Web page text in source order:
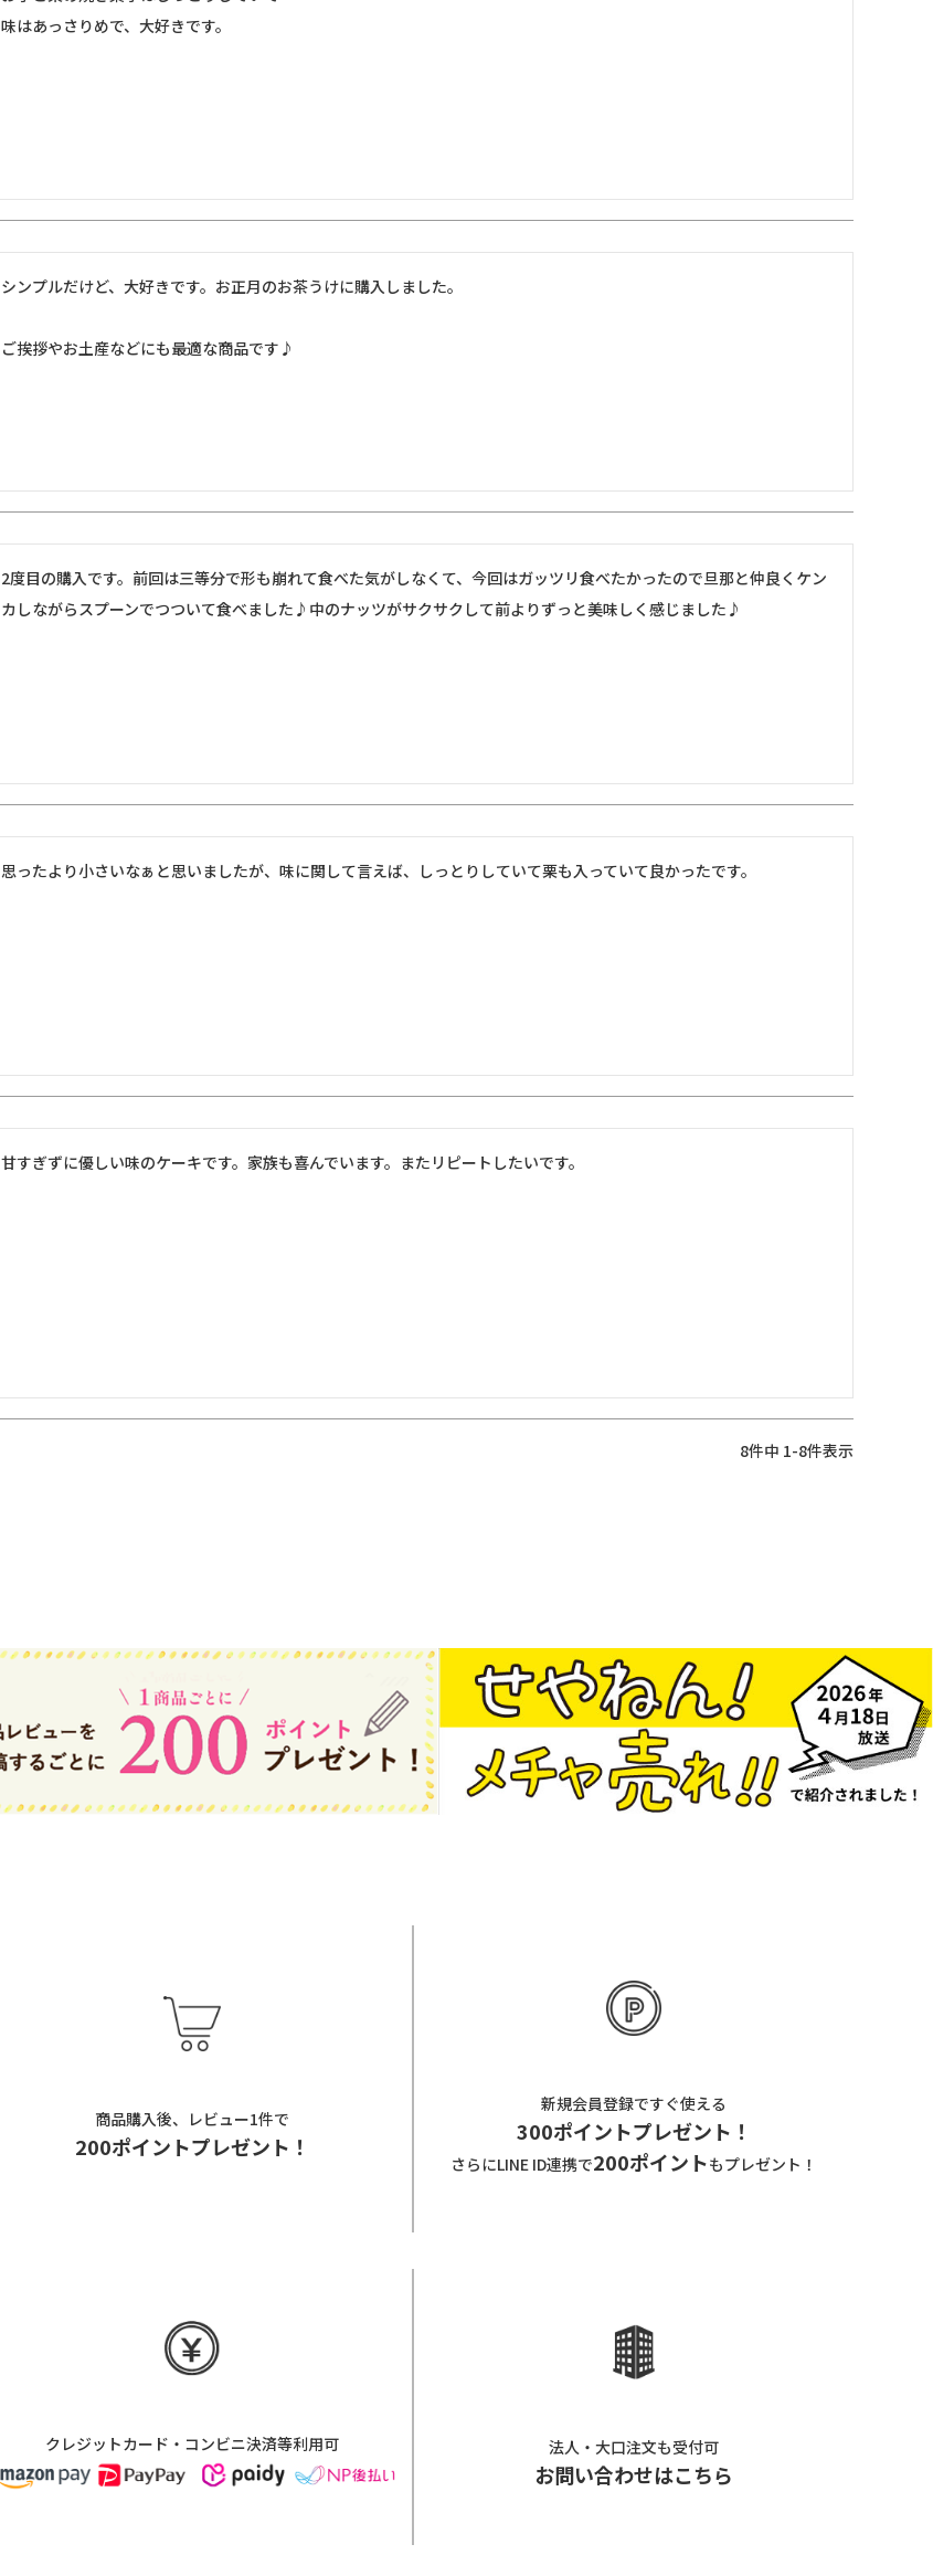
味はあっさりめで、大好きです。
シンプルだけど、大好きです。お正月のお茶うけに購入しました。
ご挨拶やお土産などにも最適な商品です♪
2度目の購入です。前回は三等分で形も崩れて食べた気がしなくて、今回はガッツリ食べたかったので旦那と仲良くケン
カしながらスプーンでつついて食べました♪中のナッツがサクサクして前よりずっと美味しく感じました♪
思ったより小さいなぁと思いましたが、味に関して言えば、しっとりしていて栗も入っていて良かったです。
甘すぎずに優しい味のケーキです。家族も喜んでいます。またリピートしたいです。
8件中 1-8件表示
商品購入後、レビュー1件で
200ポイントプレゼント！
新規会員登録ですぐ使える
300ポイントプレゼント！
さらにLINE ID連携で200ポイントもプレゼント！
クレジットカード・コンビニ決済等利用可 法人・大口注文も受付可
お問い合わせはこちら